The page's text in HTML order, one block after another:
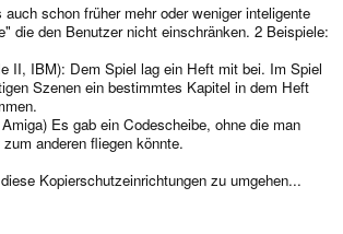
schon früher mehr oder weniger inteligente
die den Benutzer nicht einschränken. 2 Beispiele:
II, IBM): Dem Spiel lag ein Heft mit bei. Im Spiel
Szenen ein bestimmtes Kapitel in dem Heft
Es gab ein Codescheibe, ohne die man
anderen fliegen könnte.
Kopierschutzeinrichtungen zu umgehen...